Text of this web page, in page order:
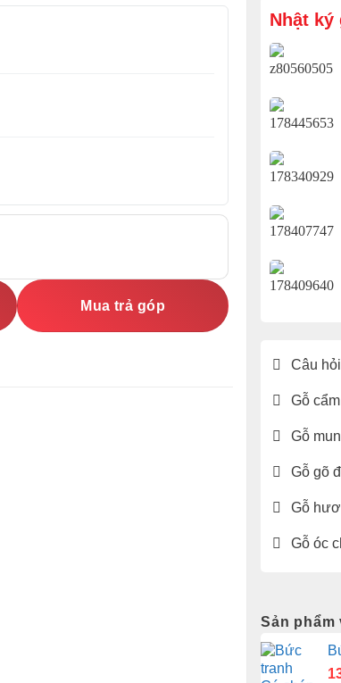
Nhật ký
Câu
Gỗ
Gỗ
Gỗ gõ
Gỗ
Gỗ óc
Sản phẩm
Mua trả góp